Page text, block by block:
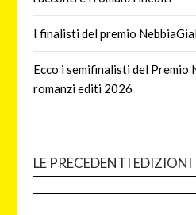
I finalisti del premio
Ecco i semifinalisti del Premio
romanzi editi 2026
LE PRECEDENTI EDIZIONI